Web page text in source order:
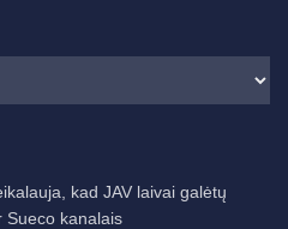
kad JAV laivai galėtų
Sueco kanalais